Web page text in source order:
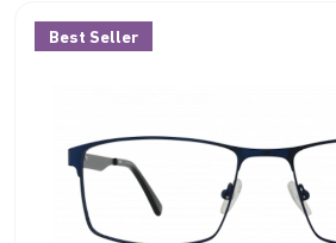
Best Seller